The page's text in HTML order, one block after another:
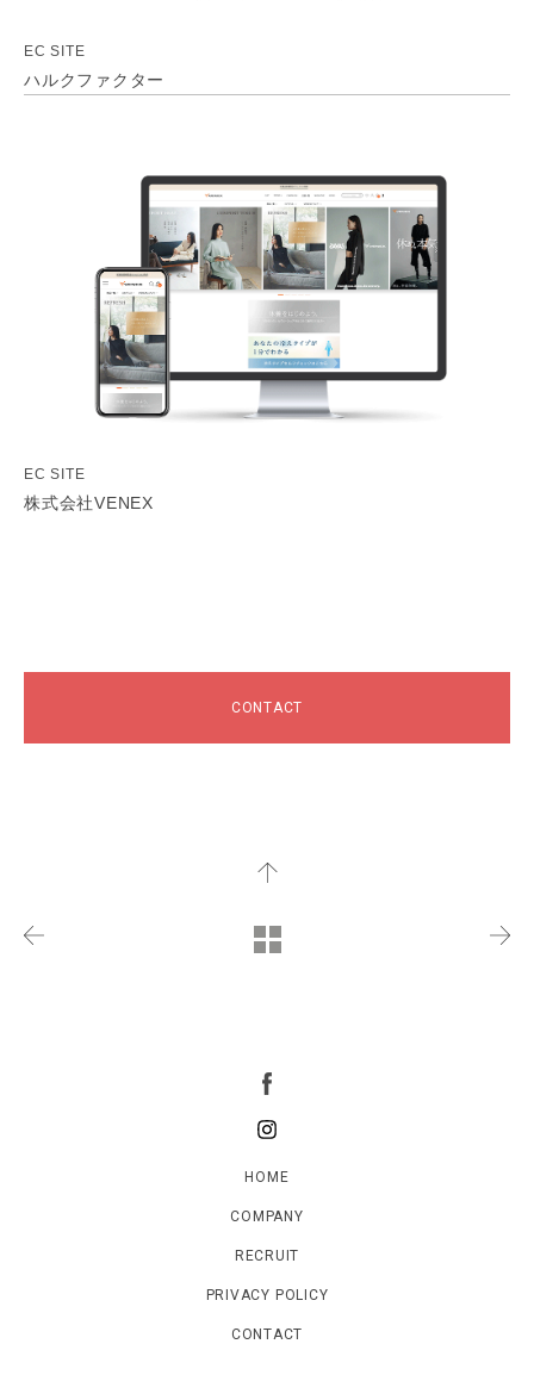
EC SITE
ハルクファクター
EC SITE
株式会社VENEX
CONTACT
HOME
COMPANY
RECRUIT
PRIVACY POLICY
CONTACT